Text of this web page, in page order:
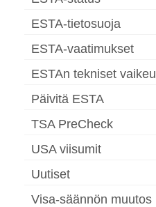
ESTA-tietosuoja
ESTA-vaatimukset
ESTAn tekniset
Päivitä ESTA
TSA PreCheck
USA viisumit
Uutiset
Visa-säännön muutos